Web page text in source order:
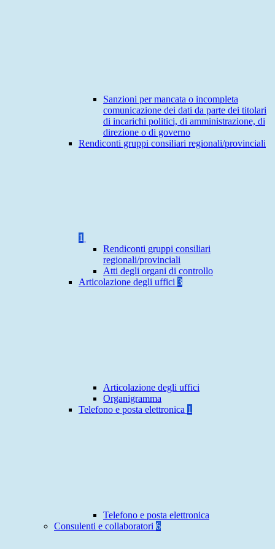
Sanzioni per mancata o incompleta
comunicazione dei dati da parte dei titolari
di incarichi politici, di amministrazione, di
direzione o di governo
Rendiconti gruppi consiliari regionali/provinciali
1
Rendiconti gruppi consiliari
regionali/provinciali
Atti degli organi di controllo
Articolazione degli uffici 3
Articolazione degli uffici
Organigramma
Telefono e posta elettronica 1
Telefono e posta elettronica
Consulenti e collaboratori 6